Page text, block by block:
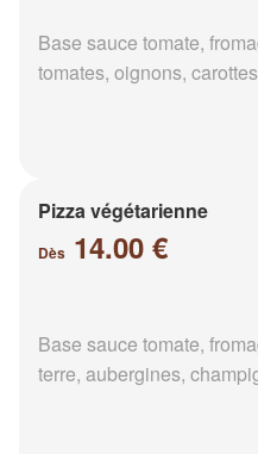
Base sauce tomate,
tomates, oignons,
Pizza végétarienne
Dès 14.00 €
Base sauce tomate,
terre, aubergines,